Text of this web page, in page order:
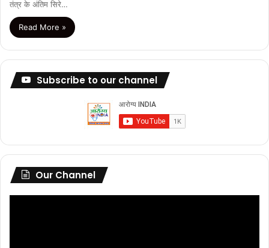
तंत्र के अंतिम सिरे…
Read More »
Subscribe to our channel
Our Channel